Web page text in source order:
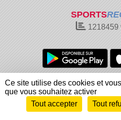
SPORTS
1218459
Charte cookies
Informations légales
Signaler
Envie de participer ?
Ce site utilise des cookies et
que vous souhaitez activer
Tout accepter
Tout